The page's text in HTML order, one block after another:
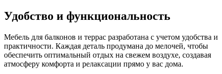
Удобство и функциональность
Мебель для балконов и террас разработана с учетом удобства и
практичности. Каждая деталь продумана до мелочей, чтобы
обеспечить оптимальный отдых на свежем воздухе, создавая
атмосферу комфорта и релаксации прямо у вас дома.